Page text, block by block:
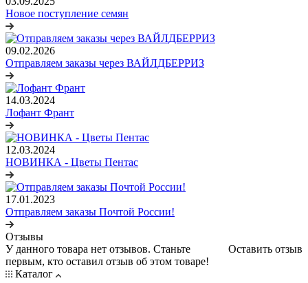
Новое поступление семян
09.02.2026
Отправляем заказы через ВАЙЛДБЕРРИЗ
14.03.2024
Лофант Франт
12.03.2024
НОВИНКА - Цветы Пентас
17.01.2023
Отправляем заказы Почтой России!
Отзывы
Оставить отзыв
У данного товара нет отзывов. Станьте
первым, кто оставил отзыв об этом товаре!
Каталог